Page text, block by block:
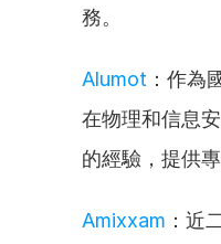
務。
Alumot ：作為
在物理和信息
的經驗，提供
Amixxam ：近